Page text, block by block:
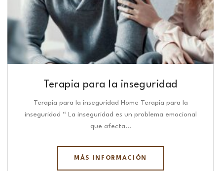
Terapia para la inseguridad
Terapia para la inseguridad Home Terapia para la
inseguridad “ La inseguridad es un problema emocional
que afecta…
MÁS INFORMACIÓN